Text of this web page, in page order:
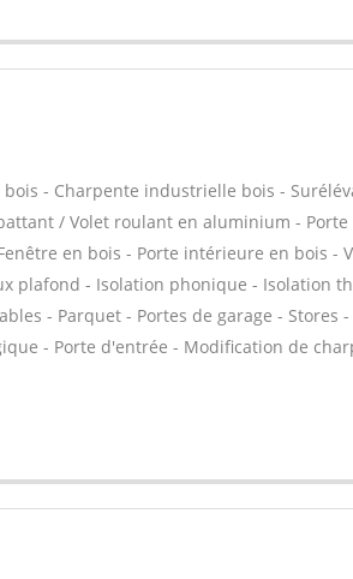
- Charpente industrielle bois -
/ Volet roulant en aluminium - Porte
en bois - Porte intérieure en bois -
plafond - Isolation phonique - Isolation
- Parquet - Portes de garage - Stores -
- Porte d'entrée - Modification de